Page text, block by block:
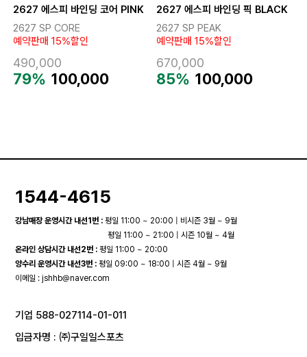
2627 에스피 바인딩 코어 PINK
2627 SP CORE
예약판매 15%할인
490,000
79% 100,000
2627 에스피 바인딩 픽 BLACK
2627 SP PEAK
예약판매 15%할인
670,000
85% 100,000
1544-4615
강남매장 운영시간 내선1번 : 평일 11:00 ~ 20:00 | 비시즌 3월 ~ 9월
평일 11:00 ~ 21:00 | 시즌 10월 ~ 4월
온라인 상담시간 내선2번 : 평일 11:00 ~ 20:00
양수리 운영시간 내선3번 : 평일 09:00 ~ 18:00 | 시즌 4월 ~ 9월
이메일 :jshhb@naver.com
기업 588-027114-01-011
입금자명 : ㈜구일일스포츠